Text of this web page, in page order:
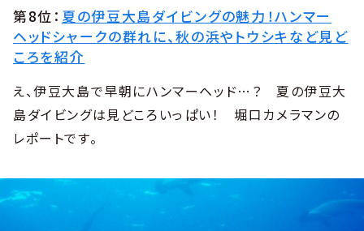
第8位： 夏の伊豆大島ダイビングの魅力！ハンマー
ヘッドシャークの群れに、秋の浜やトウシキなど見ど
ころを紹介
え、伊豆大島で早朝にハンマーヘッド…？ 夏の伊豆大
島ダイビングは見どころいっぱい！ 堀口カメラマンの
レポートです。